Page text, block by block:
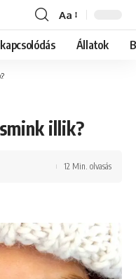
Font
Resizer
Aa
Állatok
illik?
12 Min. olvasás